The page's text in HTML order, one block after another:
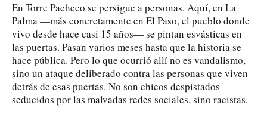
En Torre Pacheco se persigue a personas. Aquí, en La
Palma —más concretamente en El Paso, el pueblo donde
vivo desde hace casi 15 años— se pintan esvásticas en
las puertas. Pasan varios meses hasta que la historia se
hace pública. Pero lo que ocurrió allí no es vandalismo,
sino un ataque deliberado contra las personas que viven
detrás de esas puertas. No son chicos despistados
seducidos por las malvadas redes sociales, sino racistas.